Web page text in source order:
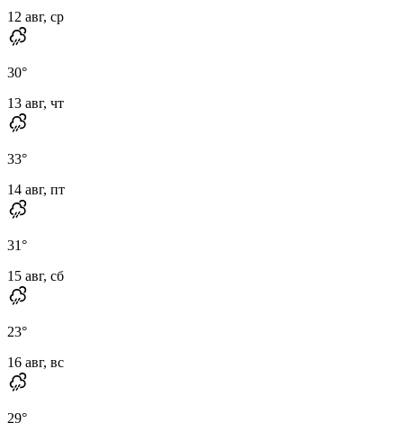
12 авг, ср
30°
13 авг, чт
33°
14 авг, пт
31°
15 авг, сб
23°
16 авг, вс
29°